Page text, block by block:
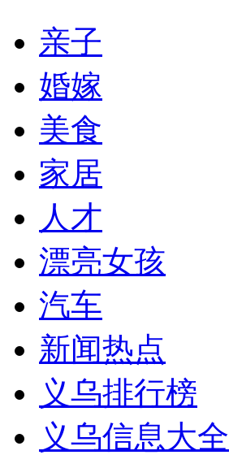
亲子
婚嫁
美食
家居
人才
漂亮女孩
汽车
新闻热点
义乌排行榜
义乌信息大全